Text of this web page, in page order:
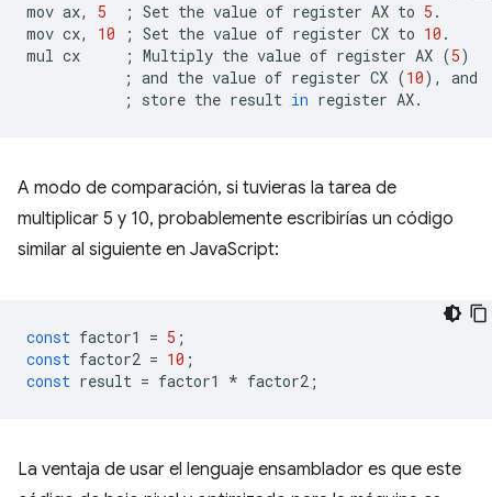
mov ax, 5 ; Set the value of register AX to 5 .
mov cx, 10 ; Set the value of register CX to 10 .
mul cx ; Multiply the value of register AX (5)
; and the value of register CX (10) ,
;
store the result in register
A modo de comparación, si tuvieras la tarea de
multiplicar 5 y 10, probablemente escribirías un código
similar al siguiente en JavaScript:
const factor1 = 5 ;
const factor2 = 10 ;
const result = factor1 * factor2 ;
La ventaja de usar el lenguaje ensamblador es que este